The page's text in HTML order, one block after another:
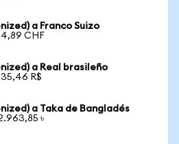
a Franco Suizo
CHF
a Real brasileño
R$
a Taka de Bangladés
৳